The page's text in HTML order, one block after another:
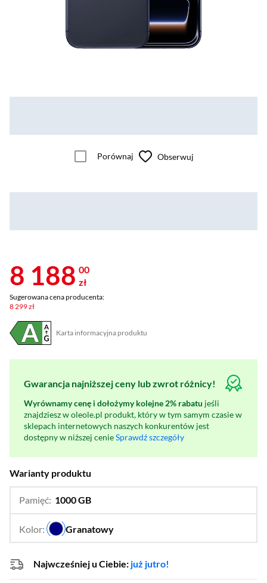
Porównaj Obserwuj
8 188 00
zł
Sugerowana cena producenta:
8 299 zł
Karta informacyjna produktu
Plik w formacie pdf
(otworzy się w nowym oknie)
Gwarancja najniższej ceny lub zwrot różnicy!
Wyrównamy cenę i dołożymy kolejne 2% rabatu jeśli
znajdziesz w oleole.pl produkt, który w tym samym czasie w
sklepach internetowych naszych konkurentów jest
dostępny w niższej cenieSprawdź szczegóły
Warianty produktu
Pamięć: 1000 GB
Kolor: Granatowy
…
Najwcześniej u Ciebie: już jutro!